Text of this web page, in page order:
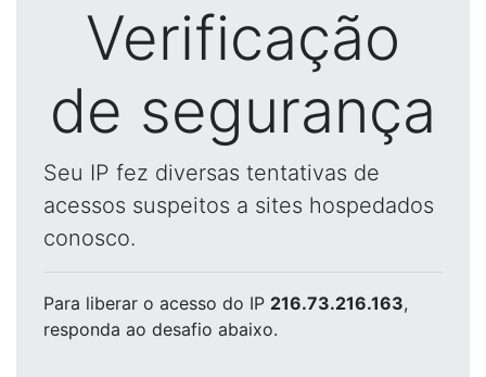
Verificação
de segurança
Seu IP fez diversas tentativas de
acessos suspeitos a sites hospedados
conosco.
Para liberar o acesso do IP 216.73.216.163,
responda ao desafio abaixo.